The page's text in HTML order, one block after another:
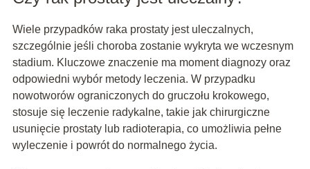
Wiele przypadków raka prostaty jest uleczalnych,
szczególnie jeśli choroba zostanie wykryta we wczesnym
stadium. Kluczowe znaczenie ma moment diagnozy oraz
odpowiedni wybór metody leczenia. W przypadku
nowotworów ograniczonych do gruczołu krokowego,
stosuje się leczenie radykalne, takie jak chirurgiczne
usunięcie prostaty lub radioterapia, co umożliwia pełne
wyleczenie i powrót do normalnego życia.